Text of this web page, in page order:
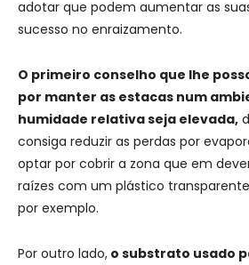
adotar que podem aumentar as
sucesso no enraizamento.
O primeiro conselho que lhe
por manter as estacas num
humidade relativa seja elevada,
consiga reduzir as perdas por
optar por cobrir a zona que em
raízes com um plástico
por exemplo.
Por outro lado, o substrato usado